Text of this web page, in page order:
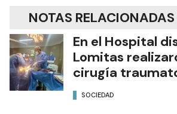
NOTAS RELACIONADAS
En el Hospital
Lomitas
cirugía
SOCIEDAD